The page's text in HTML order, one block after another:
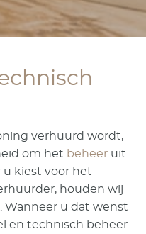
verhuurd wordt,
om het beheer uit
u kiest voor het
houden wij
u dat wenst
en technisch beheer.